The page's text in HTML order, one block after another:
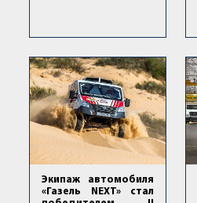
Экипаж автомобиля
«Газель NEXT» стал